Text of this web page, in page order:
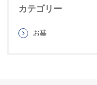
カテゴリー
お墓